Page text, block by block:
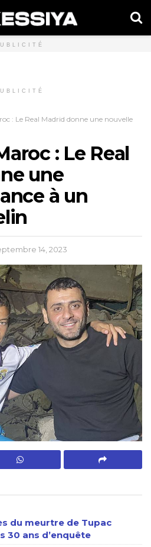
: Le Real Madrid donne une nouvelle
: Le Real
une
à un
14, 2023
du meurtre de Tupac
30 ans d’enquête